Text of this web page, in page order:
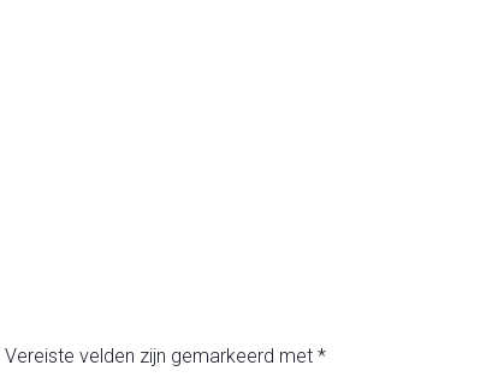
Vereiste velden zijn gemarkeerd met *